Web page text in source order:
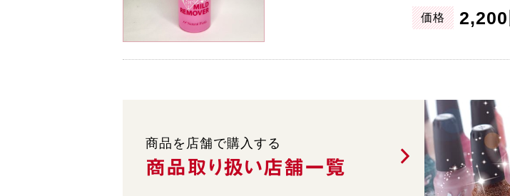
価格 2,200
商品を店舗で購入する
商品取り扱い店舗一覧